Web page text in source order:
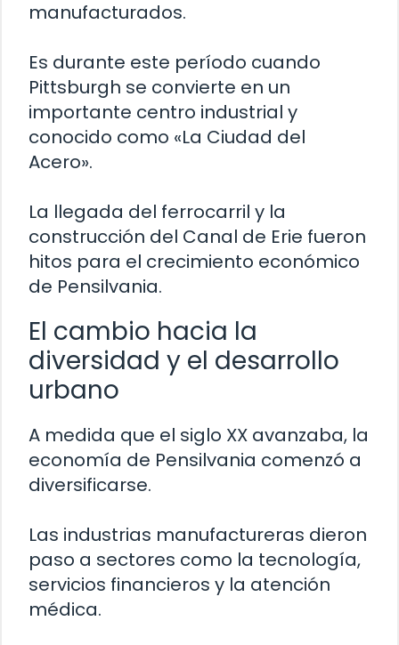
manufacturados.
Es durante este período cuando
Pittsburgh se convierte en un
importante centro industrial y
conocido como «La Ciudad del
Acero».
La llegada del ferrocarril y la
construcción del Canal de Erie fueron
hitos para el crecimiento económico
de Pensilvania.
El cambio hacia la
diversidad y el desarrollo
urbano
A medida que el siglo XX avanzaba, la
economía de Pensilvania comenzó a
diversificarse.
Las industrias manufactureras dieron
paso a sectores como la tecnología,
servicios financieros y la atención
médica.